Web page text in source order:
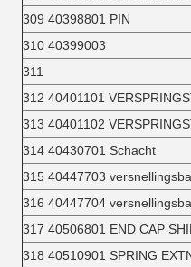
309 40398801 PIN
310 40399003
311
312 40401101
313 40401102
314 40430701 Schacht
315 40447703
316 40447704
317 40506801 END CAP
318 40510901 SPRING